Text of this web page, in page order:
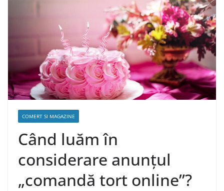
COMERT SI MAGAZINE
Când luăm în
considerare anunțul
„comandă tort online”?